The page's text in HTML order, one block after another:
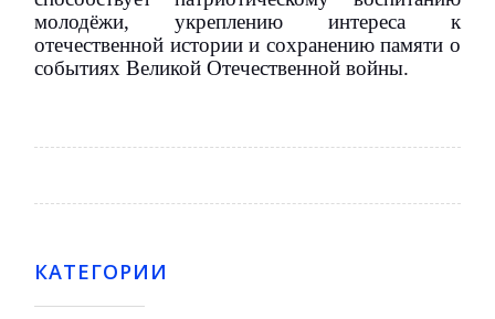
молодёжи, укреплению интереса к
отечественной истории и сохранению памяти о
событиях Великой Отечественной войны.
КАТЕГОРИИ